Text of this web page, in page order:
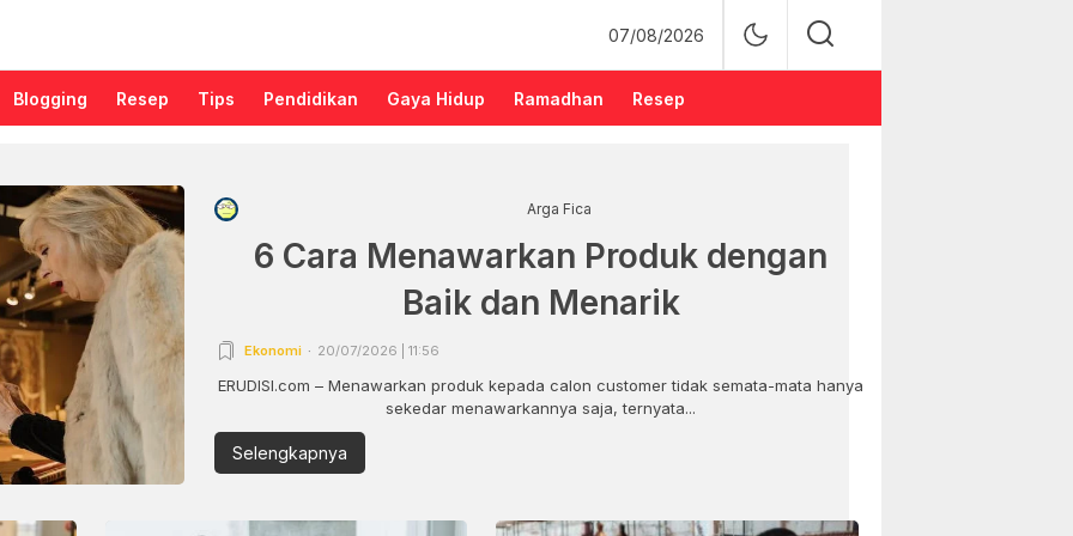
07/08/2026
Blogging Resep Tips Pendidikan Gaya Hidup Ramadhan Resep
Arga Fica
6 Cara Menawarkan Produk dengan
Baik dan Menarik
Ekonomi 20/07/2026 | 11:56
ERUDISI.com – Menawarkan produk kepada calon customer tidak semata-mata hanya
sekedar menawarkannya saja, ternyata...
Selengkapnya